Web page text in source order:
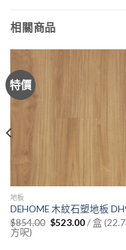
相關商品
特價
地板
DEHOME 木紋石塑地板
$854.00 Original
price
$523.00Current
price
/ 盒
方呎)